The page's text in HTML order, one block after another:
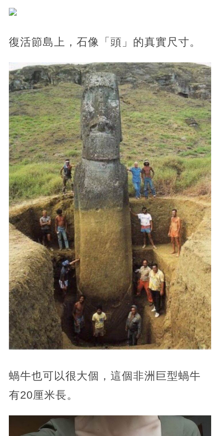
復活節島上，石像「頭」的真實尺寸。
蝸牛也可以很大個，這個非洲巨型蝸牛
有20厘米長。